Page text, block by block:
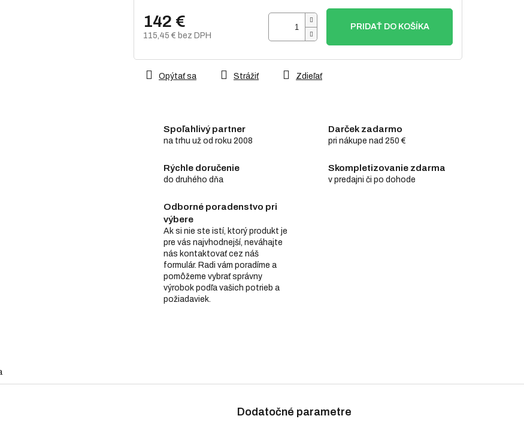
142 €
115,45 € bez DPH
PRIDAŤ DO KOŠÍKA
Opýtať sa Strážiť Zdieľať
Spoľahlivý partner
na trhu už od roku 2008
Darček zadarmo
pri nákupe nad 250 €
Rýchle doručenie
do druhého dňa
Skompletizovanie zdarma
v predajni či po dohode
Odborné poradenstvo pri
výbere
Ak si nie ste istí, ktorý produkt je
pre vás najvhodnejší, neváhajte
nás kontaktovať cez náš
formulár. Radi vám poradíme a
pomôžeme vybrať správny
výrobok podľa vašich potrieb a
požiadaviek.
Dodatočné parametre